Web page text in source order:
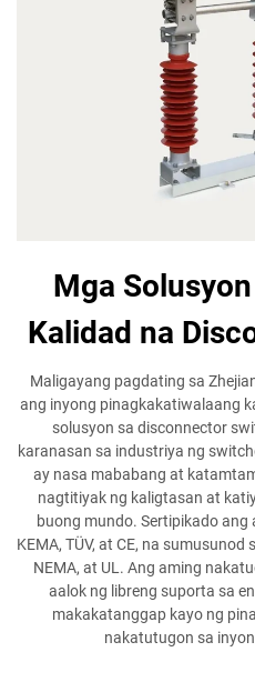
Makipag-ugnayan sa Amin
Mga
Kalidad na
Maligayang pagdating sa
ang inyong pinagkakatiwalaang
solusyon sa disconnector
karanasan sa industriya ng
ay nasa mababang at
nagtitiyak ng kaligtasan at
buong mundo. Sertipikado ang
KEMA, TÜV, at CE, na sumusunod
NEMA, at UL. Ang aming
aalok ng libreng suporta sa
makakatanggap kayo ng
nakatutugon sa